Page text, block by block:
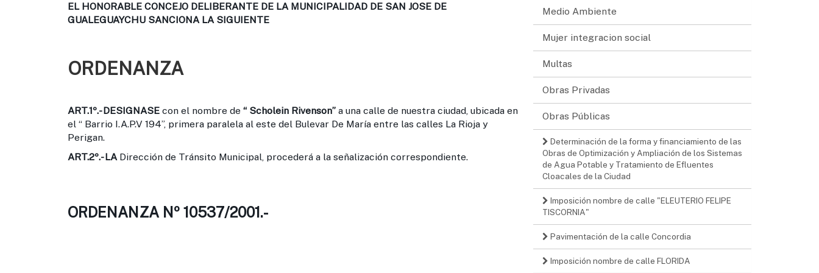
EL HONORABLE CONCEJO DELIBERANTE DE LA MUNICIPALIDAD DE SAN JOSE DE
GUALEGUAYCHU SANCIONA LA SIGUIENTE
ORDENANZA
ART.1º.-DESIGNASE con el nombre de “ Scholein Rivenson” a una calle de nuestra ciudad, ubicada en
el “ Barrio I.A.P.V 194”, primera paralela al este del Bulevar De María entre las calles La Rioja y
Perigan.
ART.2º.-LADirección de Tránsito Municipal, procederá a la señalización correspondiente.
ORDENANZA Nº 10537/2001.-
Medio Ambiente
Mujer integracion social
Multas
Obras Privadas
Obras Públicas
Determinación de la forma y financiamiento de las
Obras de Optimización y Ampliación de los Sistemas
de Agua Potable y Tratamiento de Efluentes
Cloacales de la Ciudad
Imposición nombre de calle "ELEUTERIO FELIPE
TISCORNIA"
Pavimentación de la calle Concordia
Imposición nombre de calle FLORIDA